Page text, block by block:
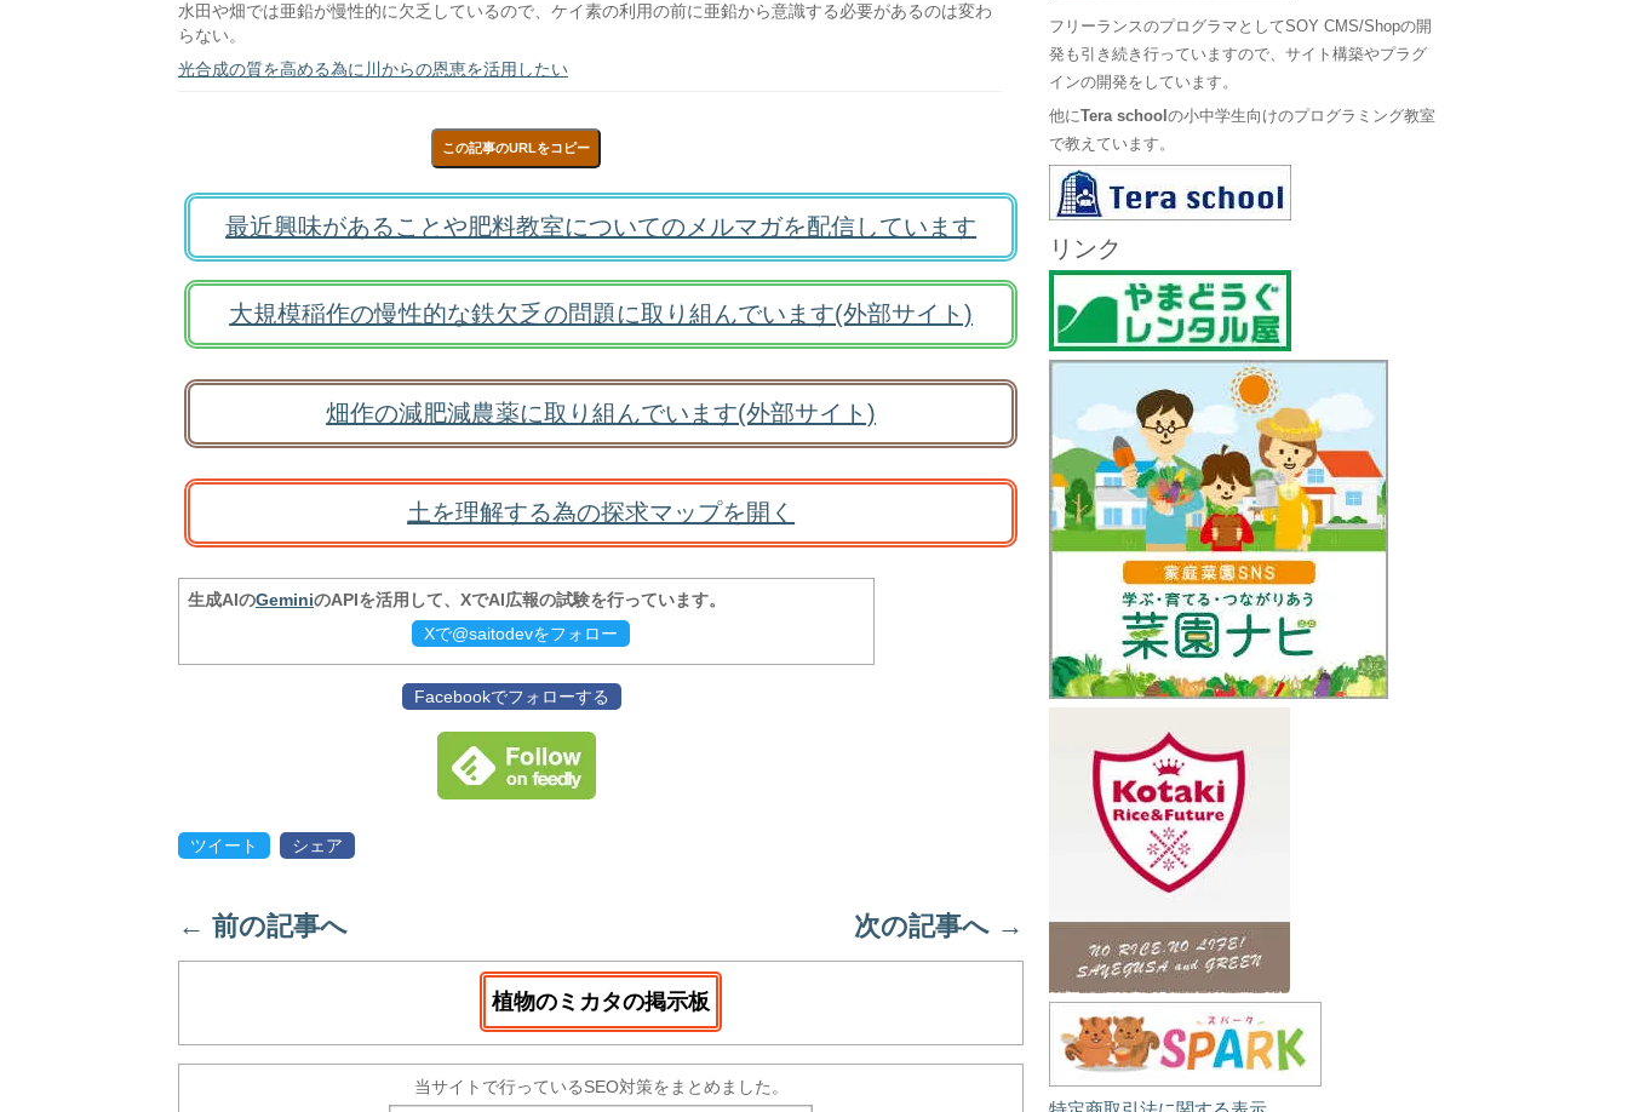
水田や畑では亜鉛が慢性的に欠乏しているので、ケイ素の利用の前に亜鉛から意識する必要があるのは変わ
らない。
光合成の質を高める為に川からの恩恵を活用したい
この記事のURLをコピー
最近興味があることや肥料教室についてのメルマガを配信しています
大規模稲作の慢性的な鉄欠乏の問題に取り組んでいます(外部サイト)
畑作の減肥減農薬に取り組んでいます(外部サイト)
土を理解する為の探求マップを開く
生成AIのGeminiのAPIを活用して、XでAI広報の試験を行っています。
Xで@saitodevをフォロー
Facebookでフォローする
ツイート シェア
← 前の記事へ 次の記事へ →
植物のミカタの掲示板
当サイトで行っているSEO対策をまとめました。
フリーランスのプログラマとしてSOY CMS/Shopの開
発も引き続き行っていますので、サイト構築やプラグ
インの開発をしています。
他にTera schoolの小中学生向けのプログラミング教室
で教えています。
リンク